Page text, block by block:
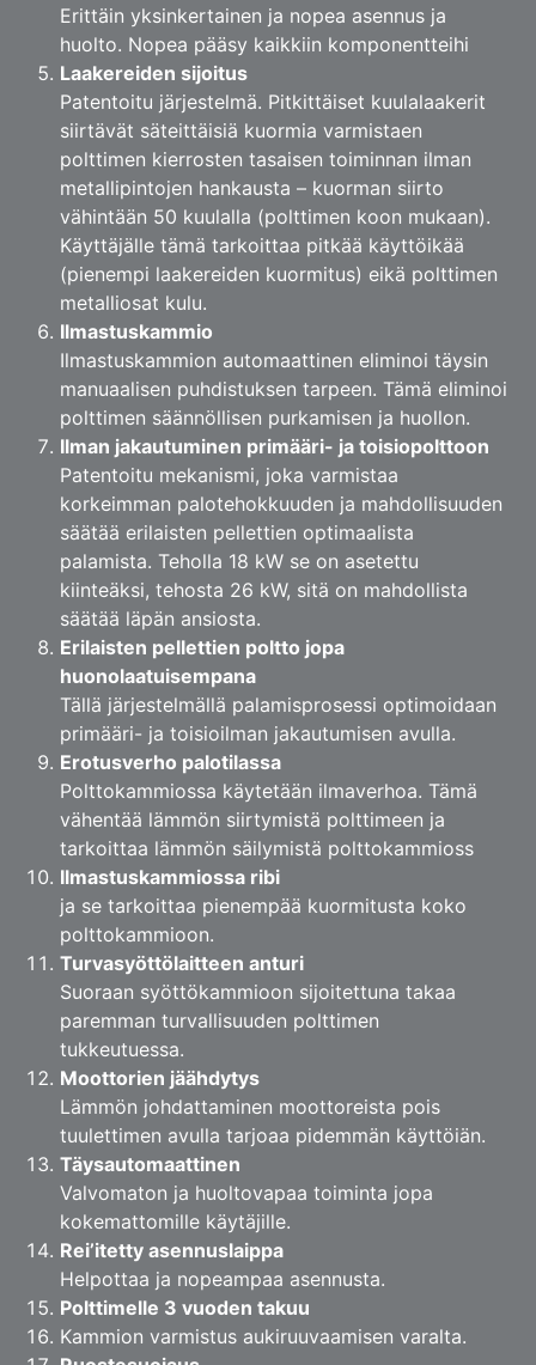
Erittäin yksinkertainen ja nopea asennus ja
huolto. Nopea pääsy kaikkiin komponentteihi
Laakereiden sijoitus
Patentoitu järjestelmä. Pitkittäiset kuulalaakerit
siirtävät säteittäisiä kuormia varmistaen
polttimen kierrosten tasaisen toiminnan ilman
metallipintojen hankausta – kuorman siirto
vähintään 50 kuulalla (polttimen koon mukaan).
Käyttäjälle tämä tarkoittaa pitkää käyttöikää
(pienempi laakereiden kuormitus) eikä polttimen
metalliosat kulu.
Ilmastuskammio
Ilmastuskammion automaattinen eliminoi täysin
manuaalisen puhdistuksen tarpeen. Tämä eliminoi
polttimen säännöllisen purkamisen ja huollon.
Ilman jakautuminen primääri- ja toisiopolttoon
Patentoitu mekanismi, joka varmistaa
korkeimman palotehokkuuden ja mahdollisuuden
säätää erilaisten pellettien optimaalista
palamista. Teholla 18 kW se on asetettu
kiinteäksi, tehosta 26 kW, sitä on mahdollista
säätää läpän ansiosta.
Erilaisten pellettien poltto jopa
huonolaatuisempana
Tällä järjestelmällä palamisprosessi optimoidaan
primääri- ja toisioilman jakautumisen avulla.
Erotusverho palotilassa
Polttokammiossa käytetään ilmaverhoa. Tämä
vähentää lämmön siirtymistä polttimeen ja
tarkoittaa lämmön säilymistä polttokammioss
Ilmastuskammiossa ribi
ja se tarkoittaa pienempää kuormitusta koko
polttokammioon.
Turvasyöttölaitteen anturi
Suoraan syöttökammioon sijoitettuna takaa
paremman turvallisuuden polttimen
tukkeutuessa.
Moottorien jäähdytys
Lämmön johdattaminen moottoreista pois
tuulettimen avulla tarjoaa pidemmän käyttöiän.
Täysautomaattinen
Valvomaton ja huoltovapaa toiminta jopa
kokemattomille käytäjille.
Rei’itetty asennuslaippa
Helpottaa ja nopeampaa asennusta.
Polttimelle 3 vuoden takuu
Kammion varmistus aukiruuvaamisen varalta.